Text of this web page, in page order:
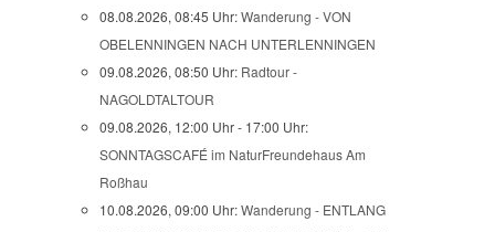
08.08.2026, 08:45 Uhr:Wanderung - VON
OBELENNINGEN NACH UNTERLENNINGEN
09.08.2026, 08:50 Uhr: Radtour -
NAGOLDTALTOUR
09.08.2026, 12:00 Uhr - 17:00 Uhr:
SONNTAGSCAFÉ im NaturFreundehaus Am
Roßhau
10.08.2026, 09:00 Uhr:Wanderung - ENTLANG